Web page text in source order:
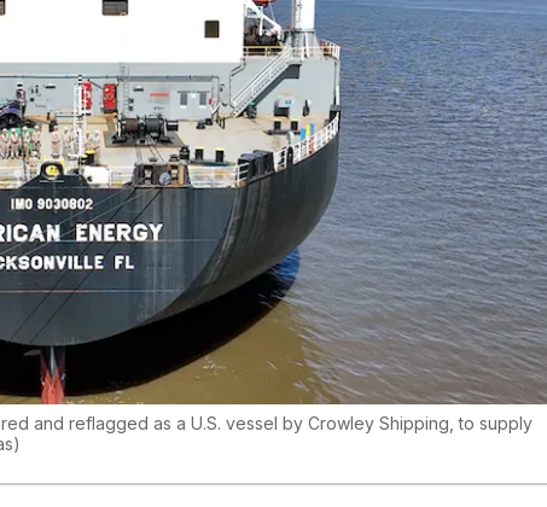
and reflagged as a U.S. vessel by Crowley Shipping, to supply
)